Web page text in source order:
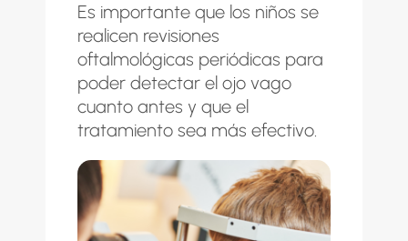
Es importante que los niños se
realicen revisiones
oftalmológicas periódicas para
poder detectar el ojo vago
cuanto antes y que el
tratamiento sea más efectivo.